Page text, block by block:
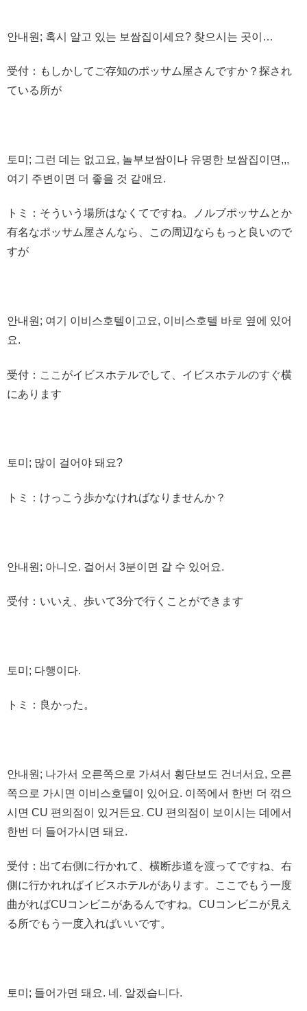
안내원; 혹시 알고 있는 보쌈집이세요? 찾으시는 곳이…
受付：もしかしてご存知のポッサム屋さんですか？探され
ている所が
토미; 그런 데는 없고요, 놀부보쌈이나 유명한 보쌈집이면,,,
여기 주변이면 더 좋을 것 같애요.
トミ：そういう場所はなくてですね。ノルブポッサムとか
有名なポッサム屋さんなら、この周辺ならもっと良いので
すが
안내원; 여기 이비스호텔이고요, 이비스호텔 바로 옆에 있어
요.
受付：ここがイビスホテルでして、イビスホテルのすぐ横
にあります
토미; 많이 걸어야 돼요?
トミ：けっこう歩かなければなりませんか？
안내원; 아니오. 걸어서 3분이면 갈 수 있어요.
受付：いいえ、歩いて3分で行くことができます
토미; 다행이다.
トミ：良かった。
안내원; 나가서 오른쪽으로 가셔서 횡단보도 건너서요, 오른
쪽으로 가시면 이비스호텔이 있어요. 이쪽에서 한번 더 꺾으
시면 CU 편의점이 있거든요. CU 편의점이 보이시는 데에서
한번 더 들어가시면 돼요.
受付：出て右側に行かれて、横断歩道を渡ってですね、右
側に行かれればイビスホテルがあります。ここでもう一度
曲がればCUコンビニがあるんですね。CUコンビニが見え
る所でもう一度入ればいいです。
토미; 들어가면 돼요. 네. 알겠습니다.